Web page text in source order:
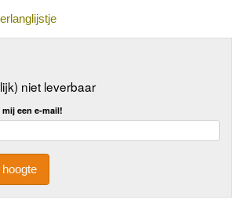
niet leverbaar
een e-mail!